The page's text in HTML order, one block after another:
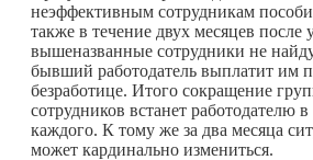
неэффективным сотрудникам
также в течение двух месяцев после
вышеназванные сотрудники не
бывший работодатель выплатит им
безработице. Итого сокращение
сотрудников встанет работодателю в
каждого. К тому же за два месяца
может кардинально измениться.